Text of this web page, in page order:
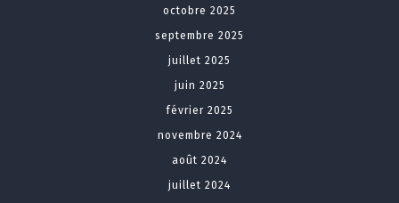
octobre 2025
septembre 2025
juillet 2025
juin 2025
février 2025
novembre 2024
août 2024
juillet 2024